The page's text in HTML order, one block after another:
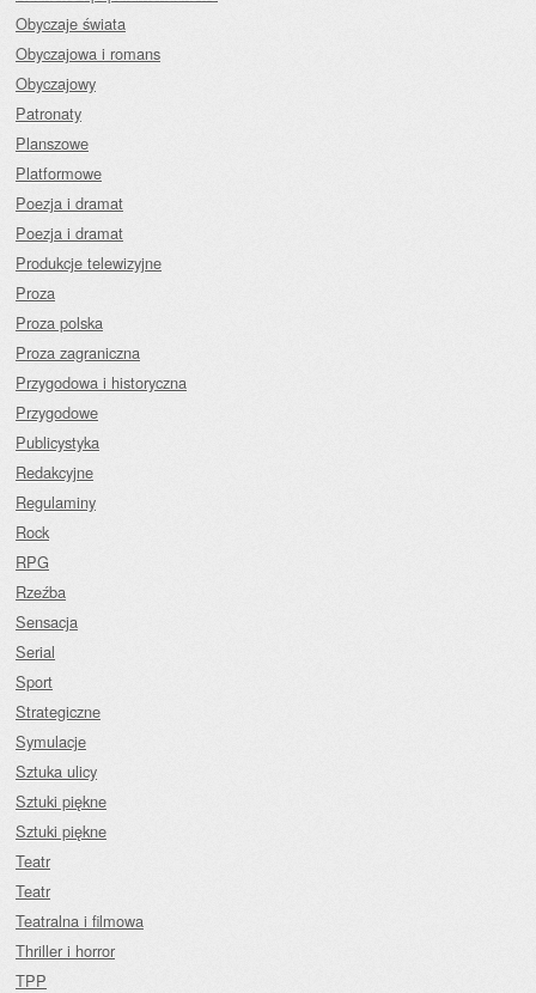
Obyczaje świata
Obyczajowa i romans
Obyczajowy
Patronaty
Planszowe
Platformowe
Poezja i dramat
Poezja i dramat
Produkcje telewizyjne
Proza
Proza polska
Proza zagraniczna
Przygodowa i historyczna
Przygodowe
Publicystyka
Redakcyjne
Regulaminy
Rock
RPG
Rzeźba
Sensacja
Serial
Sport
Strategiczne
Symulacje
Sztuka ulicy
Sztuki piękne
Sztuki piękne
Teatr
Teatr
Teatralna i filmowa
Thriller i horror
TPP